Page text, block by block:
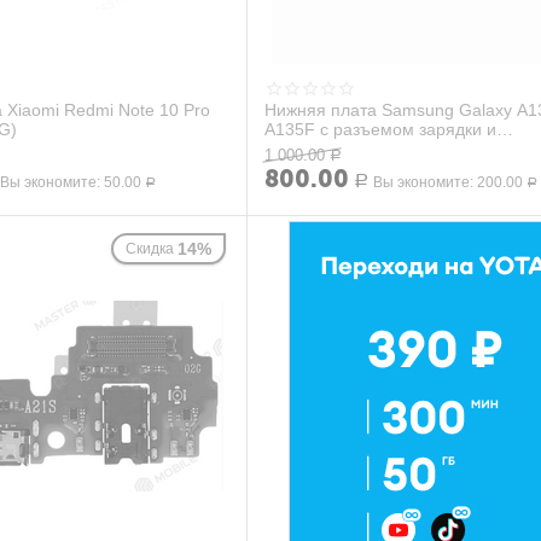
Redmi Note 10 Pro
Вы экономите:50.00 Р
Нижняя плата Samsung Galaxy
A135F с разъемом зарядки и
микрофоном
1 000.00 Р
800.00 Р Вы экономите:200.00 Р
Скидка 14%